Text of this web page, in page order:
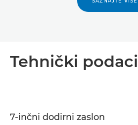
Tehnički podaci
7-inčni dodirni zaslon